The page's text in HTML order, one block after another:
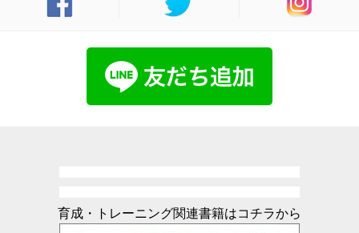
育成・トレーニング関連書籍はコチラから